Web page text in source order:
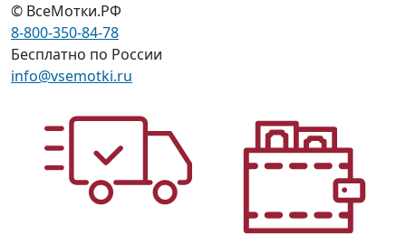
© ВсеМотки.РФ
8-800-350-84-78
Бесплатно по России
info@vsemotki.ru